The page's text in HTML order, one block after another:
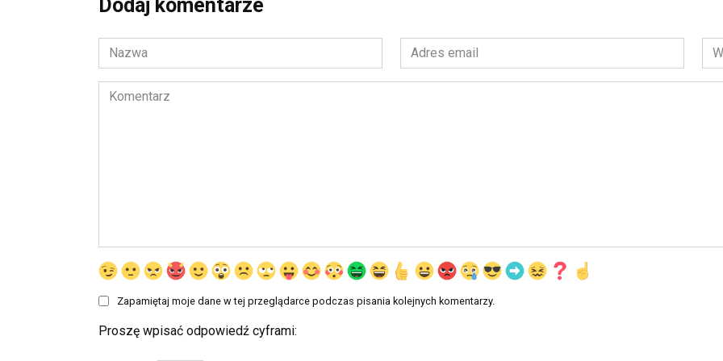
Dodaj komentarze
Nazwa
*
Adres
email
*
Komentarz
Zapamiętaj moje dane w tej przeglądarce podczas pisania kolejnych komentarzy.
Proszę wpisać odpowiedź cyframi: